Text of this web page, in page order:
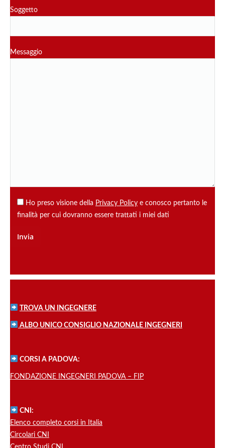
Soggetto
Messaggio
Ho preso visione della Privacy Policy e conosco pertanto le
finalità per cui dovranno essere trattati i miei dati
TROVA UN INGEGNERE
ALBO UNICO CONSIGLIO NAZIONALE INGEGNERI
CORSI A PADOVA:
FONDAZIONE INGEGNERI PADOVA – FIP
CNI:
Elenco completo corsi in Italia
Circolari CNI